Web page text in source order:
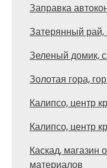
Заправка
Затерянный
Зеленый домик,
Золотая гора,
Калипсо, центр
Калипсо, центр
Каскад, магазин
материалов